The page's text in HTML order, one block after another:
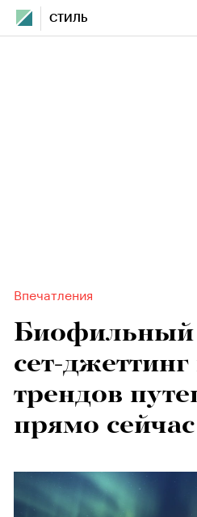
СТИЛЬ
Впечатления
Биофильный
сет-
трендов
прямо сейчас